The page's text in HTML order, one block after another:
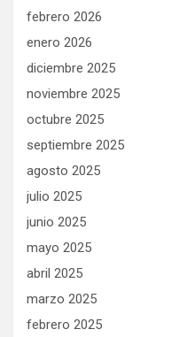
febrero 2026
enero 2026
diciembre 2025
noviembre 2025
octubre 2025
septiembre 2025
agosto 2025
julio 2025
junio 2025
mayo 2025
abril 2025
marzo 2025
febrero 2025